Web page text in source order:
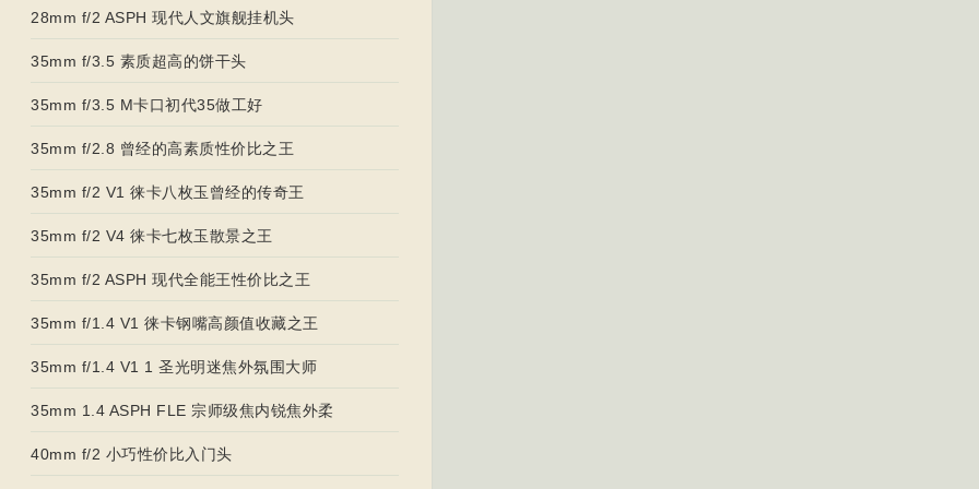
28mm f/2 ASPH 现代人文旗舰挂机头
35mm f/3.5 素质超高的饼干头
35mm f/3.5 M卡口初代35做工好
35mm f/2.8 曾经的高素质性价比之王
35mm f/2 V1 徕卡八枚玉曾经的传奇王
35mm f/2 V4 徕卡七枚玉散景之王
35mm f/2 ASPH 现代全能王性价比之王
35mm f/1.4 V1 徕卡钢嘴高颜值收藏之王
35mm f/1.4 V1 1 圣光明迷焦外氛围大师
35mm 1.4 ASPH FLE 宗师级焦内锐焦外柔
40mm f/2 小巧性价比入门头